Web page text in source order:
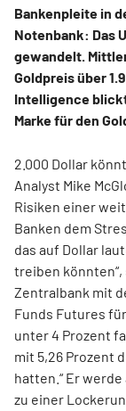
Bankenpleite in
Notenbank: Das
gewandelt.
Goldpreis über
Intelligence
Marke für den
2.000 Dollar
Analyst Mike
Risiken einer
Banken dem
das auf Dollar
treiben könnten“,
Zentralbank mit
Funds Futures
unter 4 Prozent
mit 5,26 Prozent
hatten.“ Er
zu einer